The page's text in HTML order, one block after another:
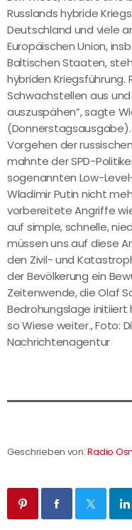
Russlands hybride
Deutschland und viele
Europäischen Union,
Baltischen Staaten,
hybriden
Schwachstellen aus
auszuspähen”, sagte
(Donnerstagsausgabe).
Vorgehen der
mahnte der SPD-
sogenannten Low-
Wladimir Putin nicht
vorbereitete Angriffe
auf simple, schnelle,
müssen uns auf diese
den Zivil- und
der Bevölkerung ein
Zeitenwende, die Olaf
Bedrohungslage
so Wiese weiter., Foto:
Nachrichtenagentur
Geschrieben von:Radio